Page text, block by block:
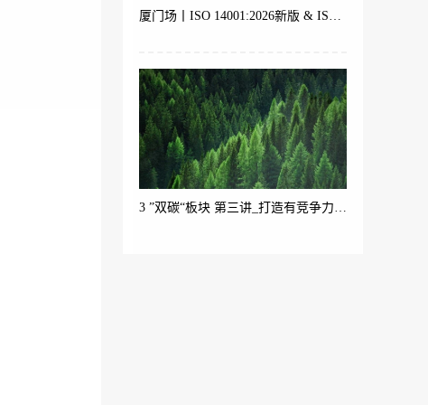
厦门场丨ISO 14001:2026新版 & ISO 9001 体系内审员培训
3 ”双碳“板块 第三讲_打造有竞争力的绿色产品（产品碳足迹ISO 14067与生命周期理论）